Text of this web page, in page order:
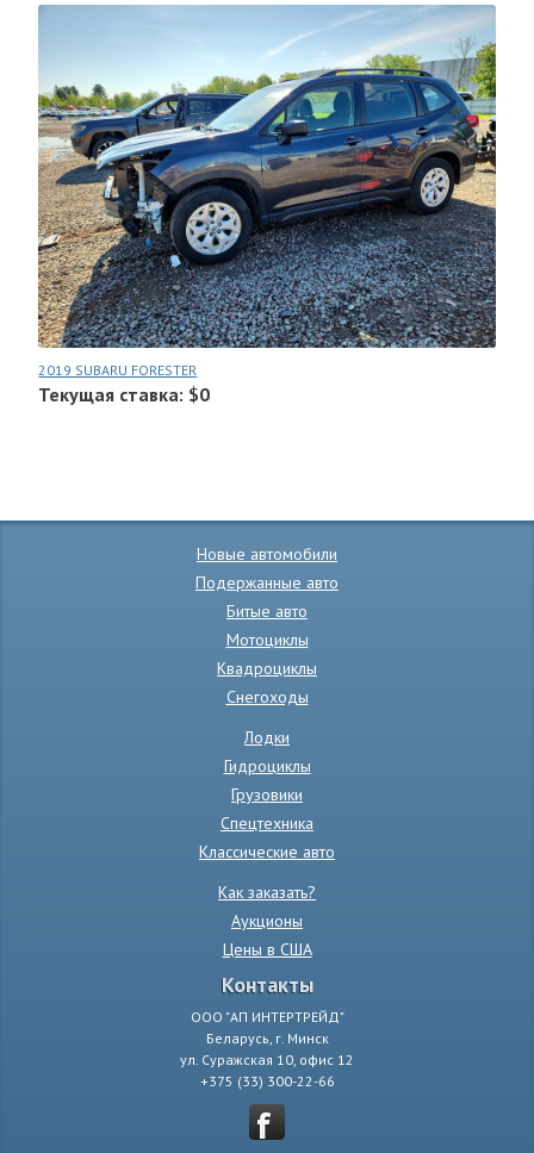
2019 SUBARU FORESTER
Текущая ставка: $0
Новые автомобили
Подержанные авто
Битые авто
Мотоциклы
Квадроциклы
Снегоходы
Лодки
Гидроциклы
Грузовики
Спецтехника
Классические авто
Как заказать?
Аукционы
Цены в США
Контакты
ООО "АП ИНТЕРТРЕЙД"
Беларусь, г. Минск
ул. Суражская 10, офис 12
+375 (33) 300-22-66